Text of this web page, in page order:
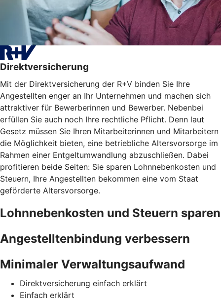
Direktversicherung
Mit der Direktversicherung der R+V binden Sie Ihre
Angestellten enger an Ihr Unternehmen und machen sich
attraktiver für Bewerberinnen und Bewerber. Nebenbei
erfüllen Sie auch noch Ihre rechtliche Pflicht. Denn laut
Gesetz müssen Sie Ihren Mitarbeiterinnen und Mitarbeitern
die Möglichkeit bieten, eine betriebliche Altersvorsorge im
Rahmen einer Entgeltumwandlung abzuschließen. Dabei
profitieren beide Seiten: Sie sparen Lohnnebenkosten und
Steuern, Ihre Angestellten bekommen eine vom Staat
geförderte Altersvorsorge.
Lohnnebenkosten und Steuern sparen
Angestelltenbindung verbessern
Minimaler Verwaltungsaufwand
Direktversicherung einfach erklärt
Einfach erklärt